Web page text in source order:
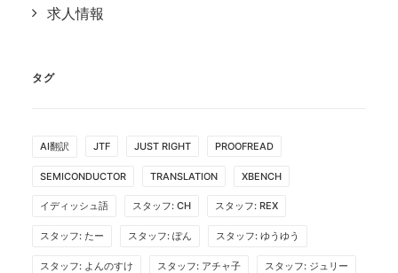
求人情報
タグ
AI翻訳 JTF JUST RIGHT PROOFREAD
SEMICONDUCTOR TRANSLATION XBENCH
イディッシュ語 スタッフ: CH スタッフ: REX
スタッフ: たー スタッフ: ぽん スタッフ: ゆうゆう
スタッフ: よんのすけ スタッフ: アチャ子 スタッフ: ジュリー